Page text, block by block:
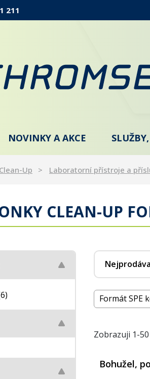
211
NOVINKY A AKCE
Clean-Up Laboratorní přístroje a
CLEAN-UP
Formát SPE
Zobrazuji 1-50
Bohužel,